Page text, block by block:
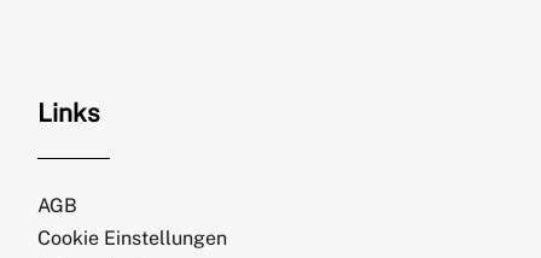
Links
AGB
Cookie Einstellungen